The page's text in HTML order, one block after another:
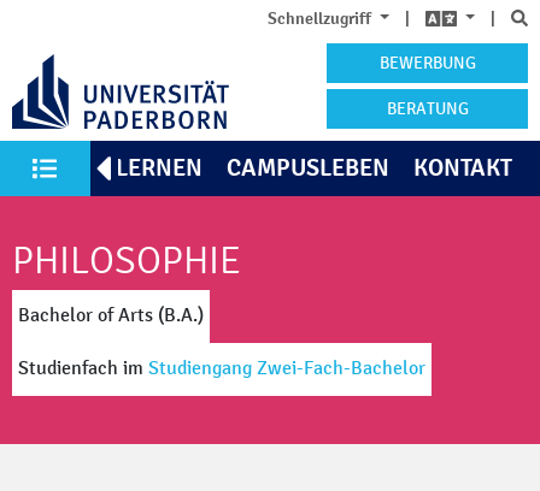
Schnellzugriff | |
BEWERBUNG
BERATUNG
Alle Studiengänge
KENNENLERNEN CAMPUSLEBEN KONTAKT
PHILOSOPHIE
Bachelor of Arts (B.A.)
Studienfach im Studiengang Zwei-Fach-Bachelor